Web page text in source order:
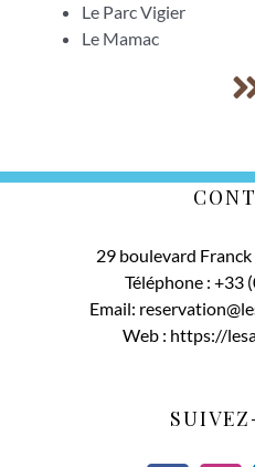
Le Parc Vigier
Le Mamac
29 boulevard
Téléphone : +33
Email:
Web : https://